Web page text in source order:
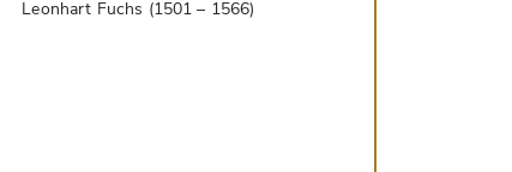
Leonhart Fuchs (1501 – 1566)